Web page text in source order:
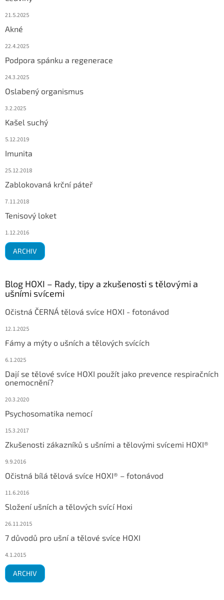
21.5.2025
Akné
22.4.2025
Podpora spánku a regenerace
24.3.2025
Oslabený organismus
3.2.2025
Kašel suchý
5.12.2019
Imunita
25.12.2018
Zablokovaná krční páteř
7.11.2018
Tenisový loket
1.12.2016
ARCHIV
Blog HOXI – Rady, tipy a zkušenosti s tělovými a
ušními svícemi
Očistná ČERNÁ tělová svíce HOXI - fotonávod
12.1.2025
Fámy a mýty o ušních a tělových svících
6.1.2025
Dají se tělové svíce HOXI použít jako prevence respiračních
onemocnění?
20.3.2020
Psychosomatika nemocí
15.3.2017
Zkušenosti zákazníků s ušními a tělovými svícemi HOXI®
9.9.2016
Očistná bílá tělová svíce HOXI® – fotonávod
11.6.2016
Složení ušních a tělových svící Hoxi
26.11.2015
7 důvodů pro ušní a tělové svíce HOXI
4.1.2015
ARCHIV